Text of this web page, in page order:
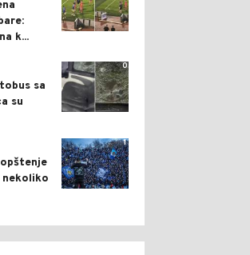
k...
0
sa
su
1
nekoliko